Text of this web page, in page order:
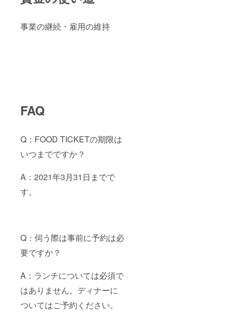
事業の継続・雇用の維持
FAQ
Q：FOOD TICKETの期限は
いつまでですか？
A：2021年3月31日までで
す。
Q：伺う際は事前に予約は必
要ですか？
A：ランチについては必須で
はありません。ディナーに
ついてはご予約ください。